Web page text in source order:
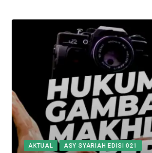
AKTUAL
ASY SYARIAH EDISI 021